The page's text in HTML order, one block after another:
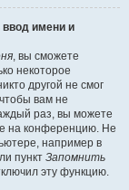
ввод имени и
, вы сможете
некоторое
другой не смог
вам не
раз, вы можете
на конференцию. Не
например в
пункт Запомнить
эту функцию.